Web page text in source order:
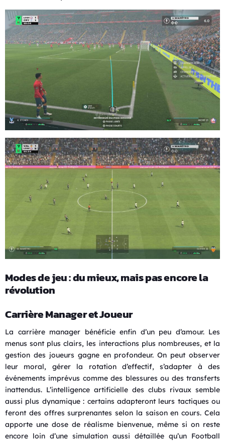
Modes de jeu : du mieux, mais pas encore la
révolution
Carrière Manager et Joueur
La carrière manager bénéficie enfin d’un peu d’amour. Les
menus sont plus clairs, les interactions plus nombreuses, et la
gestion des joueurs gagne en profondeur. On peut observer
leur moral, gérer la rotation d’effectif, s’adapter à des
événements imprévus comme des blessures ou des transferts
inattendus. L’intelligence artificielle des clubs rivaux semble
aussi plus dynamique : certains adapteront leurs tactiques ou
feront des offres surprenantes selon la saison en cours. Cela
apporte une dose de réalisme bienvenue, même si on reste
encore loin d’une simulation aussi détaillée qu’un Football